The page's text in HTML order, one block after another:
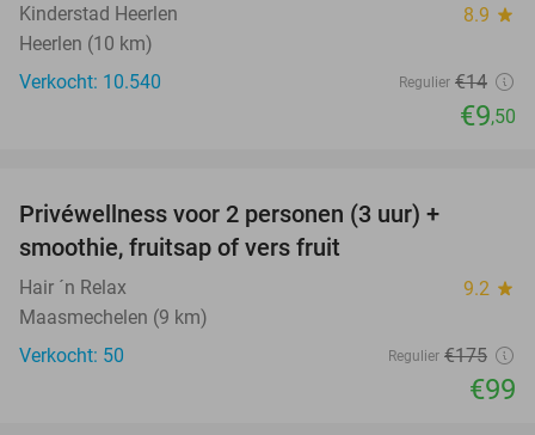
Kinderstad Heerlen 8.9 star
Heerlen (10 km)
Verkocht: 10.540
Regulier €14
€9,50
Privéwellness voor 2 personen (3 uur) +
smoothie, fruitsap of vers fruit
Hair ´n Relax 9.2 star
Maasmechelen (9 km)
Verkocht: 50
Regulier €175
€99